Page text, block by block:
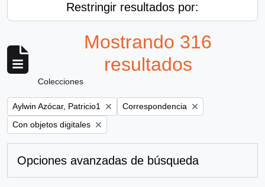
Restringir resultados por:
Mostrando 316
resultados
Colecciones
Remove filter:
Aylwin Azócar, Patricio1 Remove filter:
Correspondencia
Remove filter:
Con objetos digitales
Opciones avanzadas de búsqueda